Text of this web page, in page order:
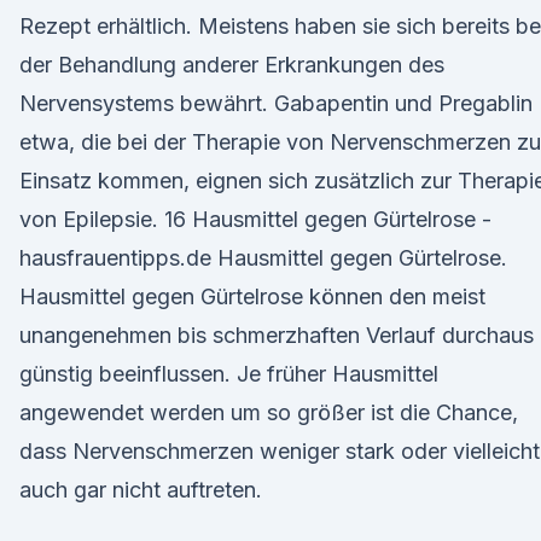
Rezept erhältlich. Meistens haben sie sich bereits
der Behandlung anderer Erkrankungen des
Nervensystems bewährt. Gabapentin und Pregablin
etwa, die bei der Therapie von Nervenschmerzen
Einsatz kommen, eignen sich zusätzlich zur
von Epilepsie. 16 Hausmittel gegen Gürtelrose -
hausfrauentipps.de Hausmittel gegen Gürtelrose.
Hausmittel gegen Gürtelrose können den meist
unangenehmen bis schmerzhaften Verlauf durchaus
günstig beeinflussen. Je früher Hausmittel
angewendet werden um so größer ist die Chance,
dass Nervenschmerzen weniger stark oder vielleicht
auch gar nicht auftreten.